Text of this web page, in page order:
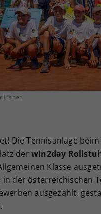
Eisner
Die Tennisanlage
der win2day
Klasse
der österreichischen
ausgezahlt,